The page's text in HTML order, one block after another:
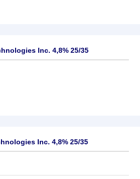
Inc. 4,8% 25/35
Inc. 4,8% 25/35